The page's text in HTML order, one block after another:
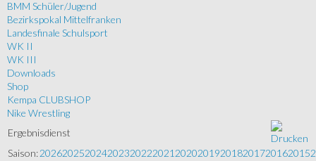
BMM Schüler/Jugend
Bezirkspokal Mittelfranken
Landesfinale Schulsport
WK II
WK III
Downloads
Shop
Kempa CLUBSHOP
Nike Wrestling
Ergebnisdienst
Saison:202620252024202320222021 202020192018201720162015